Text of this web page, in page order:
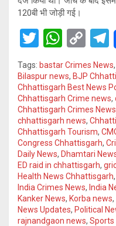
120बी भी जोड़ी गई।
T
wi
tt
er
W
h
at
s
A
p
p
C
o
py
Li
n
k
T
Tags: bastar Crimes News,
Bilaspur news, BJP
Chhattisgarh Best News
Chhattisgarh Crime news,
Chhattisgarh Crimes News
chhattisgarh news,
Chhattisgarh Tourism,
Congress Chhattisgarh,
Daily News, Dhamtari
ED raid in chhattisgarh,
Health News Chhattisgarh,
India Crimes News, India
Kanker News, Korba news,
News Updates, Political
rajnandgaon news, Sports